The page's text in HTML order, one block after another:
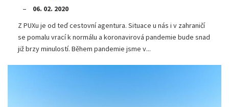
06. 02. 2020
Z PUXu je od teď cestovní agentura. Situace u nás i v zahraničí
se pomalu vrací k normálu a koronavirová pandemie bude snad
již brzy minulostí. Během pandemie jsme v...